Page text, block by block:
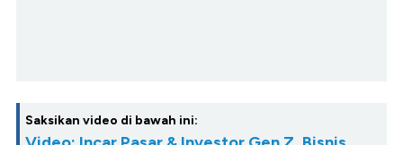
Saksikan video di bawah ini: